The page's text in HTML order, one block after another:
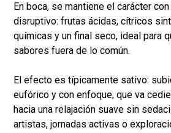
En boca, se mantiene el carácter
disruptivo: frutas ácidas, cítricos
químicas y un final seco, ideal para
sabores fuera de lo común.
El efecto es típicamente sativo:
eufórico y con enfoque, que va
hacia una relajación suave sin
artistas, jornadas activas o